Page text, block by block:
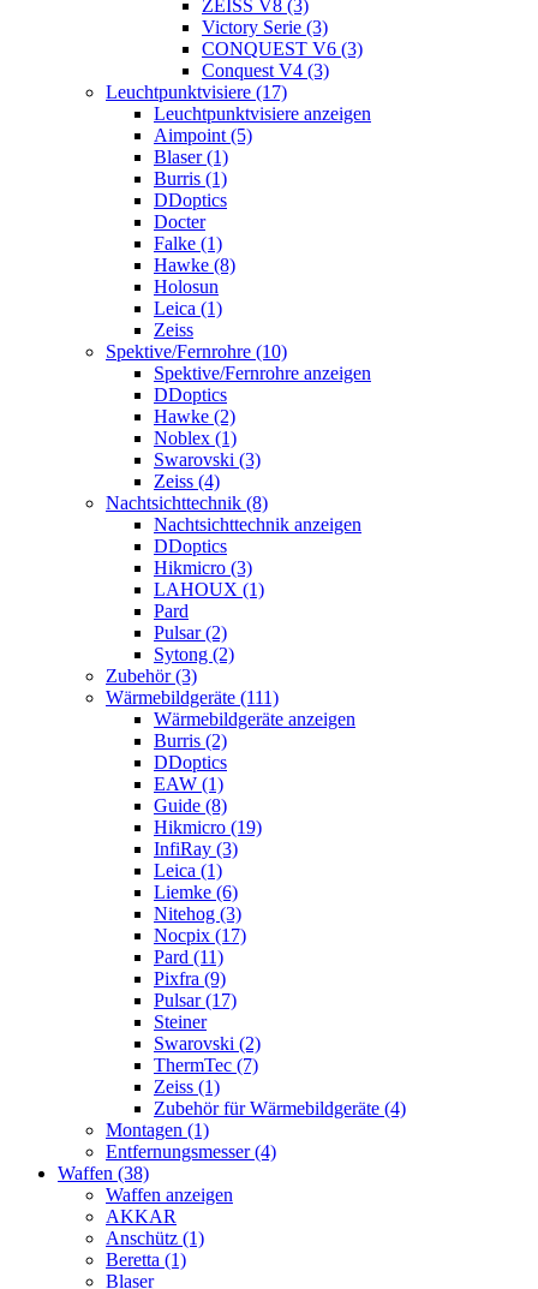
ZEISS V8 (3)
Victory Serie (3)
CONQUEST V6 (3)
Conquest V4 (3)
Leuchtpunktvisiere (17)
Leuchtpunktvisiere anzeigen
Aimpoint (5)
Blaser (1)
Burris (1)
DDoptics
Docter
Falke (1)
Hawke (8)
Holosun
Leica (1)
Zeiss
Spektive/Fernrohre (10)
Spektive/Fernrohre anzeigen
DDoptics
Hawke (2)
Noblex (1)
Swarovski (3)
Zeiss (4)
Nachtsichttechnik (8)
Nachtsichttechnik anzeigen
DDoptics
Hikmicro (3)
LAHOUX (1)
Pard
Pulsar (2)
Sytong (2)
Zubehör (3)
Wärmebildgeräte (111)
Wärmebildgeräte anzeigen
Burris (2)
DDoptics
EAW (1)
Guide (8)
Hikmicro (19)
InfiRay (3)
Leica (1)
Liemke (6)
Nitehog (3)
Nocpix (17)
Pard (11)
Pixfra (9)
Pulsar (17)
Steiner
Swarovski (2)
ThermTec (7)
Zeiss (1)
Zubehör für Wärmebildgeräte (4)
Montagen (1)
Entfernungsmesser (4)
Waffen (38)
Waffen anzeigen
AKKAR
Anschütz (1)
Beretta (1)
Blaser